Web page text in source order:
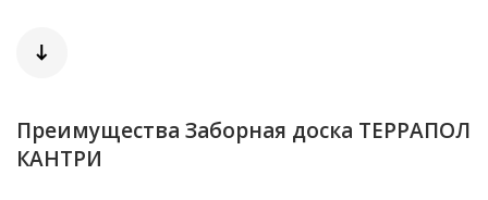
Вес 1 кв.м. – 16,5 кг
Класс горючести - Г4
Любую схему деревянного забора можно
Преимущества Заборная доска ТЕРРАПОЛ
КАНТРИ